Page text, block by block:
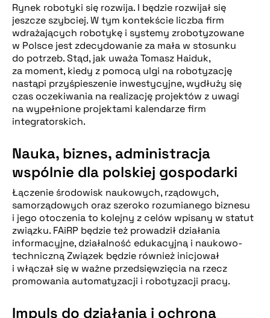
Rynek robotyki się rozwija. I będzie rozwijał się
jeszcze szybciej. W tym kontekście liczba firm
wdrażających robotykę i systemy zrobotyzowane
w Polsce jest zdecydowanie za mała w stosunku
do potrzeb. Stąd, jak uważa Tomasz Haiduk,
za moment, kiedy z pomocą ulgi na robotyzację
nastąpi przyśpieszenie inwestycyjne, wydłuży się
czas oczekiwania na realizację projektów z uwagi
na wypełnione projektami kalendarze firm
integratorskich.
Nauka, biznes, administracja
wspólnie dla polskiej gospodarki
Łączenie środowisk naukowych, rządowych,
samorządowych oraz szeroko rozumianego biznesu
i jego otoczenia to kolejny z celów wpisany w statut
związku. FAiRP będzie też prowadził działania
informacyjne, działalność edukacyjną i naukowo-
techniczną Związek będzie również inicjował
i włączał się w ważne przedsięwzięcia na rzecz
promowania automatyzacji i robotyzacji pracy.
Impuls do działania i ochrona